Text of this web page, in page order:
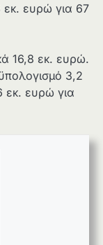
εκ. ευρώ για 67
16,8 εκ. ευρώ.
3,2
εκ. ευρώ για